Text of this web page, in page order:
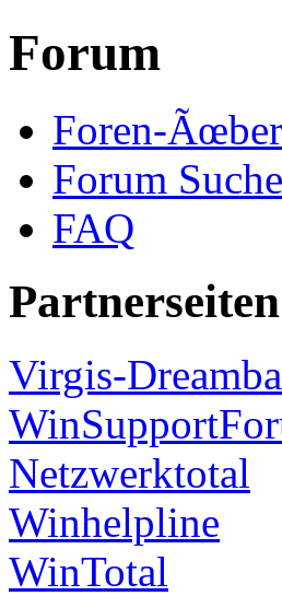
Forum
Foren-
Forum Suche
FAQ
Partnerseiten
Virgis-
Netzwerktotal
Winhelpline
WinTotal